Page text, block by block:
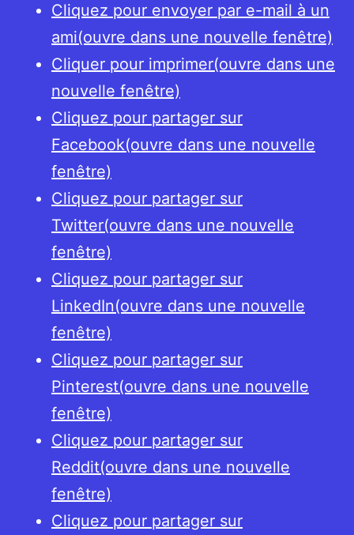
normannorum
libera
nos
Domine
–
Vikingarna
Cliquez pour envoyer par e-mail à un
ami(ouvre dans une nouvelle fenêtre)
Cliquer pour imprimer(ouvre dans une
nouvelle fenêtre)
Cliquez pour partager sur
Facebook(ouvre dans une nouvelle
fenêtre)
Cliquez pour partager sur
Twitter(ouvre dans une nouvelle
fenêtre)
Cliquez pour partager sur
LinkedIn(ouvre dans une nouvelle
fenêtre)
Cliquez pour partager sur
Pinterest(ouvre dans une nouvelle
fenêtre)
Cliquez pour partager sur
Reddit(ouvre dans une nouvelle
fenêtre)
Cliquez pour partager sur